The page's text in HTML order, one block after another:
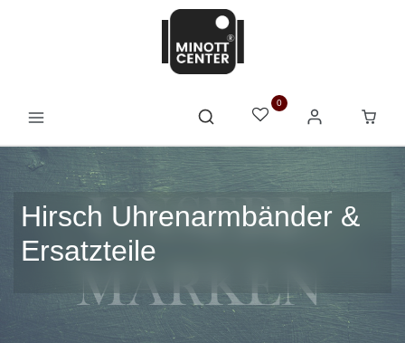
0
Hirsch Uhrenarmbänder &
Ersatzteile